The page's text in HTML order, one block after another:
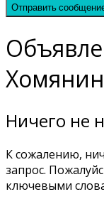
Отправить
Ничего не
К сожалению,
запрос.
ключевыми